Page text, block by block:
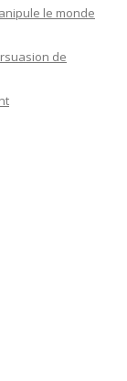
le monde
de